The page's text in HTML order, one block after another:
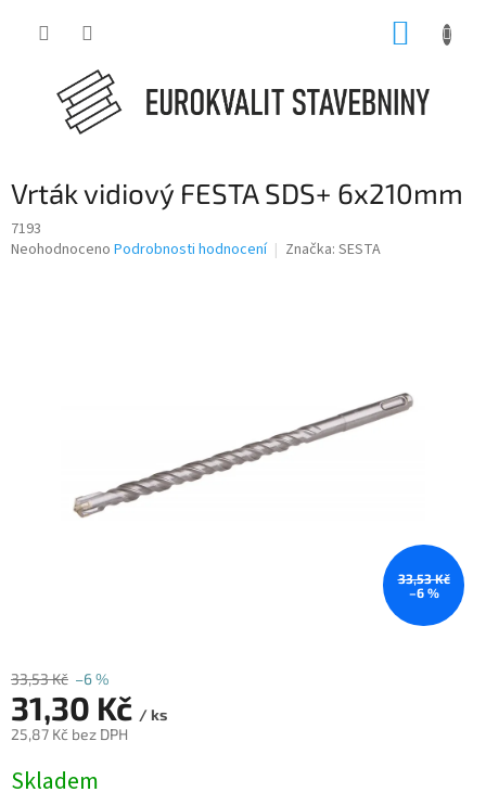
Vrták vidiový FESTA SDS+ 6x210mm
7193
Průměrné
Neohodnoceno Podrobnosti hodnocení Značka: SESTA
33,53 Kč
–6 %
33,53 Kč –6 %
31,30 Kč / ks
25,87 Kč bez DPH
cena:
Skladem